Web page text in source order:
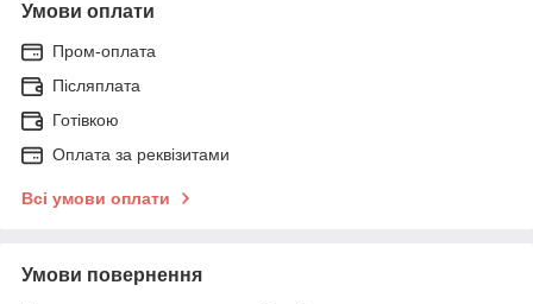
Умови оплати
Пром-оплата
Післяплата
Готівкою
Оплата за реквізитами
Всі умови оплати
Умови повернення